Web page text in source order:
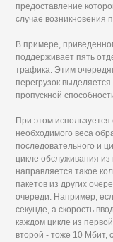
предоставление
случае возникновения
В примере,
поддерживает пять
трафика. Этим
перегрузок
пропускной
При этом
необходимого веса
последовательного и
цикле обслуживания
направляется такое
пакетов из других
очереди. Например,
секунде, а скорость
каждом цикле из
второй - тоже 10 Мбит,